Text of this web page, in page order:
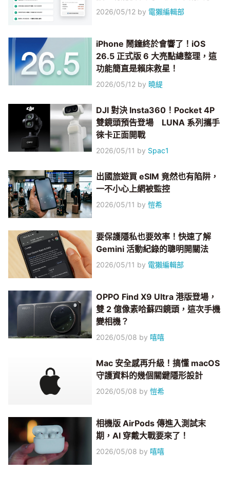
2026/05/12 by 電獺編輯部
iPhone 鬧鐘終於會響了！iOS
26.5 正式版 6 大亮點總整理，這
功能簡直是賴床救星！
2026/05/12 by 曉緹
DJI 對決 Insta360！Pocket 4P
雙鏡頭預告登場 LUNA 系列攜手
徠卡正面開戰
2026/05/11 by Spac1
出國旅遊買 eSIM 竟然也有陷阱，
一不小心上網被監控
2026/05/11 by愷希
要保護隱私也要效率！快速了解
Gemini 活動紀錄的聰明開關法
2026/05/11 by 電獺編輯部
OPPO Find X9 Ultra 港版登場，
雙 2 億像素哈蘇四鏡頭，這次手機
變相機？
2026/05/08 by 嘻嘻
Mac 安全感再升級！搞懂 macOS
守護資料的幾個關鍵隱形設計
2026/05/08 by愷希
相機版 AirPods 傳進入測試末
期，AI 穿戴大戰要來了！
2026/05/08 by 嘻嘻